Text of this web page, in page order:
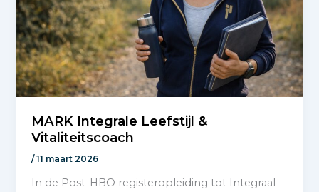
MARK Integrale Leefstijl &
Vitaliteitscoach
/11 maart 2026
In de Post-HBO registeropleiding tot Integraal